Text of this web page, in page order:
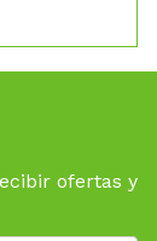
ofertas y